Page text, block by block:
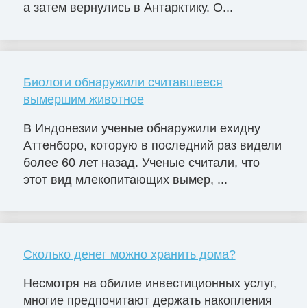
а затем вернулись в Антарктику. О...
Биологи обнаружили считавшееся
вымершим животное
В Индонезии ученые обнаружили ехидну
Аттенборо, которую в последний раз видели
более 60 лет назад. Ученые считали, что
этот вид млекопитающих вымер, ...
Сколько денег можно хранить дома?
Несмотря на обилие инвестиционных услуг,
многие предпочитают держать накопления